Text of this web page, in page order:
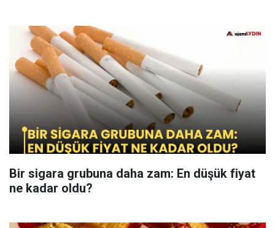
Bir sigara grubuna daha zam: En düşük fiyat
ne kadar oldu?